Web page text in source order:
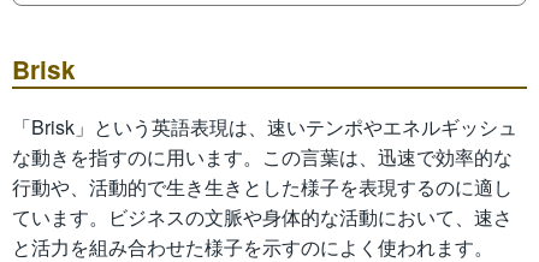
Brisk
「Brisk」という英語表現は、速いテンポやエネルギッシュ
な動きを指すのに用います。この言葉は、迅速で効率的な
行動や、活動的で生き生きとした様子を表現するのに適し
ています。ビジネスの文脈や身体的な活動において、速さ
と活力を組み合わせた様子を示すのによく使われます。